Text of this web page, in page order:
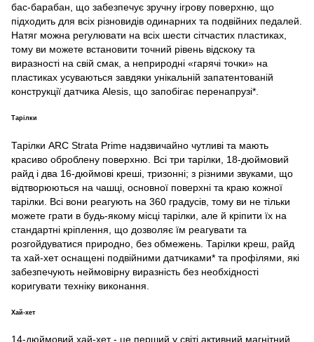
бас-барабан, що забезпечує зручну ігрову поверхню, що
підходить для всіх різновидів одинарних та подвійних педалей.
Натяг можна регулювати на всіх шести сітчастих пластиках,
тому ви можете встановити точний рівень відскоку та
виразності на свій смак, а неприродні «гарячі точки» на
пластиках усуваються завдяки унікальній запатентованій
конструкції датчика Alesis, що запобігає перенапрузі*.
Тарілки
Тарілки ARC Strata Prime надзвичайно чутливі та мають
красиво оброблену поверхню. Всі три тарілки, 18-дюймовий
райд і два 16-дюймові креші, тризонні; з різними звуками, що
відтворюються на чашці, основної поверхні та краю кожної
тарілки. Всі вони реагують на 360 градусів, тому ви не тільки
можете грати в будь-якому місці тарілки, але й кріпити їх на
стандартні кріплення, що дозволяє їм реагувати та
розгойдуватися природно, без обмежень. Тарілки креш, райд
та хай-хет оснащені подвійними датчиками* та профілями, які
забезпечують неймовірну виразність без необхідності
коригувати техніку виконання.
Хай-хет
14-дюймовий хай-хет - це перший у світі активний магнітний